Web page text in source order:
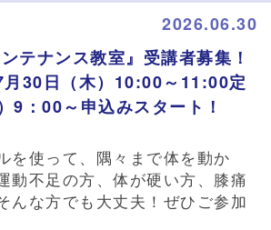
2026.06.30
テナンス教室』受講者募集！
月30日（木）10:00～11:00定
9：00～申込みスタート！
を使って、隅々まで体を動か
動不足の方、体が硬い方、膝痛
んな方でも大丈夫！ぜひご参加